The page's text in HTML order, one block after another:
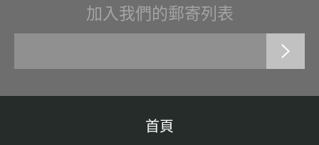
加入我們的郵寄列表
首頁